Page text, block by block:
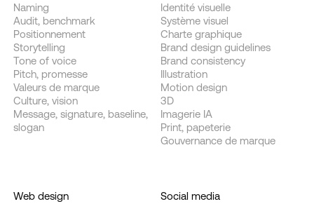
Naming
Audit, benchmark
Positionnement
Storytelling
Tone of voice
Pitch, promesse
Valeurs de marque
Culture, vision
Message, signature, baseline,
slogan
Identité visuelle
Système visuel
Charte graphique
Brand design guidelines
Brand consistency
Illustration
Motion design
3D
Imagerie IA
Print, papeterie
Gouvernance de marque
Web design Social media